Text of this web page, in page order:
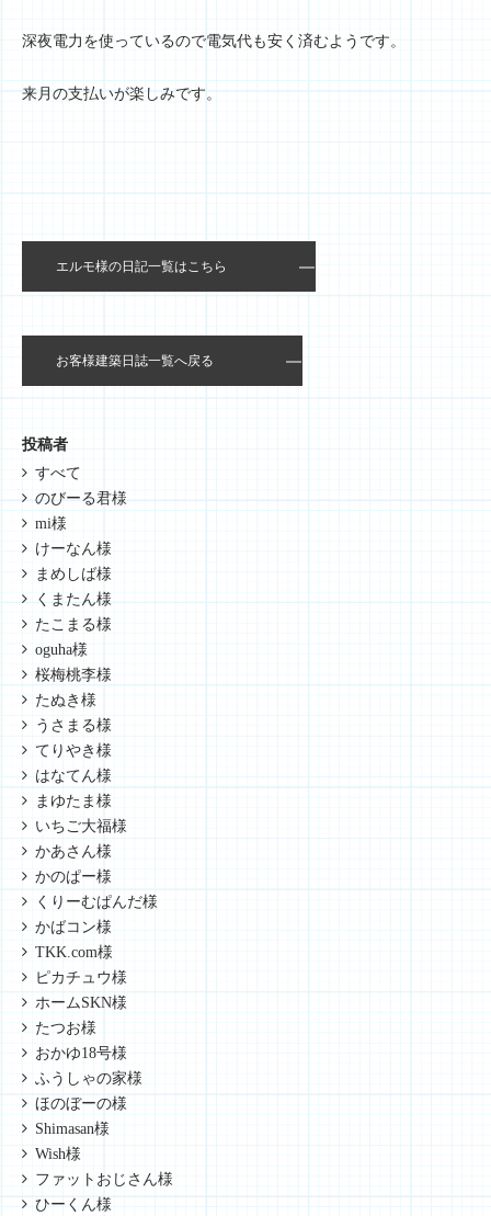
深夜電力を使っているので電気代も安く済むようです。
来月の支払いが楽しみです。
エルモ様の日記一覧はこちら
お客様建築日誌一覧へ戻る
投稿者
すべて
のびーる君様
mi様
けーなん様
まめしば様
くまたん様
たこまる様
oguha様
桜梅桃李様
たぬき様
うさまる様
てりやき様
はなてん様
まゆたま様
いちご大福様
かあさん様
かのぱー様
くりーむぱんだ様
かばコン様
TKK.com様
ピカチュウ様
ホームSKN様
たつお様
おかゆ18号様
ふうしゃの家様
ほのぼーの様
Shimasan様
Wish様
ファットおじさん様
ひーくん様